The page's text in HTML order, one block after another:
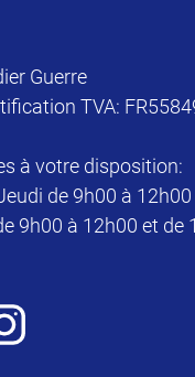
Guerre
TVA:
à votre disposition:
de 9h00 à
9h00 à 12h00 et de